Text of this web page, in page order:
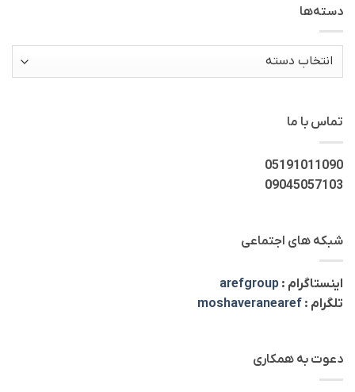
دسته‌ها
دسته‌ها
تماس با ما
05191011090
09045057103
شبکه های اجتماعی
اینستاگرام : arefgroup
تلگرام : moshaveranearef
دعوت به همکاری